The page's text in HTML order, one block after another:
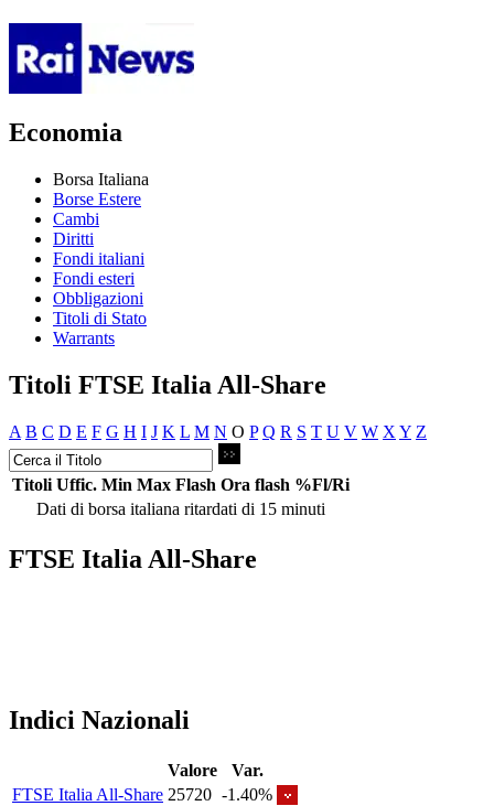
Economia
Borsa Italiana
Borse Estere
Cambi
Diritti
Fondi italiani
Fondi esteri
Obbligazioni
Titoli di Stato
Warrants
Titoli FTSE Italia All-Share
A B C D E F G H I J K L M N O P Q R S T U V W X Y Z
Titoli Uffic. Min Max Flash Ora flash %Fl/Ri
Dati di borsa italiana ritardati di 15 minuti
FTSE Italia All-Share
Indici Nazionali
Valore
Var.
FTSE Italia All-Share 25720 -1.40%